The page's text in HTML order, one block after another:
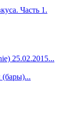
Часть 1.
25.02.2015...
(бары)...